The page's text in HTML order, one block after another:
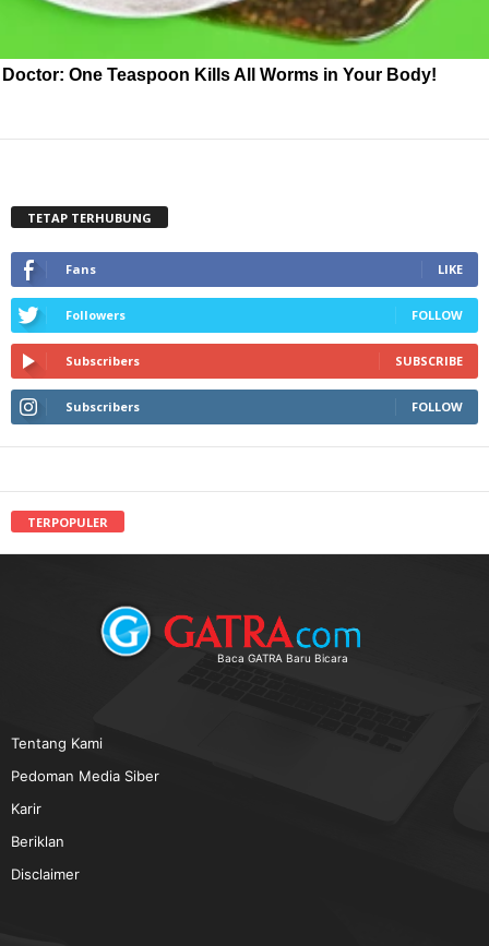
Doctor: One Teaspoon Kills All Worms in Your Body!
TETAP TERHUBUNG
Fans LIKE
Followers FOLLOW
Subscribers SUBSCRIBE
Subscribers FOLLOW
TERPOPULER
Baca GATRA Baru Bicara
Tentang Kami
Pedoman Media Siber
Karir
Beriklan
Disclaimer